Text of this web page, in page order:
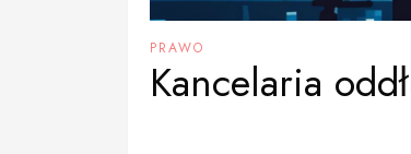
PRAWO
Kancelaria